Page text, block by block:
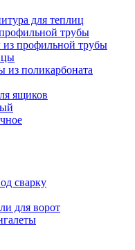
для теплиц
трубы
профильной трубы
из поликарбоната
ящиков
сварку
для ворот